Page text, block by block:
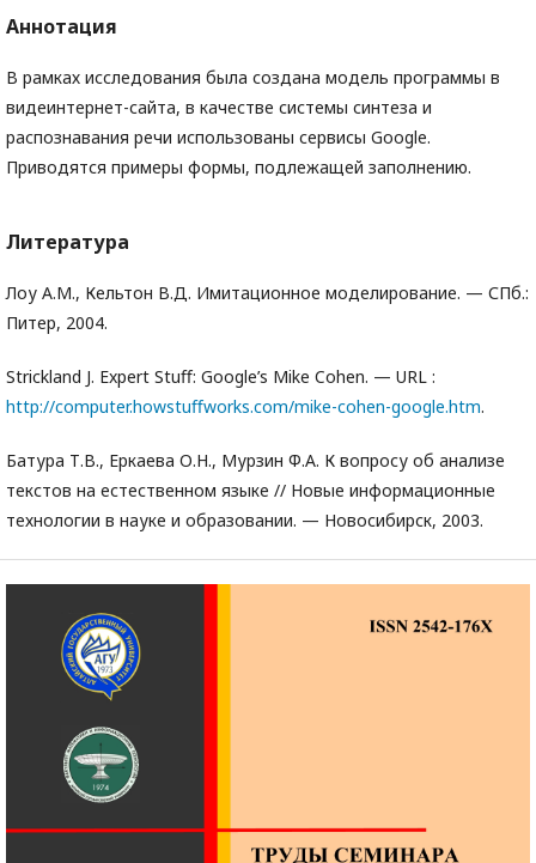
Аннотация
В рамках исследования была создана модель программы в
видеинтернет-сайта, в качестве системы синтеза и
распознавания речи использованы сервисы Google.
Приводятся примеры формы, подлежащей заполнению.
Литература
Лоу А.М., Кельтон В.Д. Имитационное моделирование. — СПб.:
Питер, 2004.
Strickland J. Expert Stuﬀ: Google’s Mike Cohen. — URL :
http://computer.howstuﬀworks.com/mike-cohen-google.htm.
Батура Т.В., Еркаева О.Н., Мурзин Ф.А. К вопросу об анализе
текстов на естественном языке // Новые информационные
технологии в науке и образовании. — Новосибирск, 2003.